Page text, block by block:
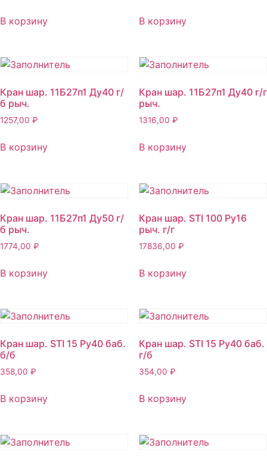
В корзину В корзину
Кран шар. 11Б27п1 Ду40 г/
б рыч.
1257,00 ₽
В корзину
Кран шар. 11Б27п1 Ду40 г/г
рыч.
1316,00 ₽
В корзину
Кран шар. 11Б27п1 Ду50 г/
б рыч.
1774,00 ₽
В корзину
Кран шар. STI 100 Ру16
рыч. г/г
17836,00 ₽
В корзину
Кран шар. STI 15 Ру40 баб.
б/б
358,00 ₽
В корзину
Кран шар. STI 15 Ру40 баб.
г/б
354,00 ₽
В корзину